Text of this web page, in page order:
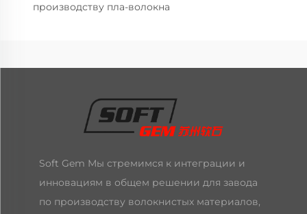
производству пла-волокна
Soft Gem Мы стремимся к интеграции и
инновациям в общем решении для завода
по производству волокнистых материалов,